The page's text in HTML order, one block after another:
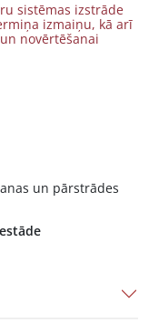
sistēmas izstrāde
izmaiņu, kā arī
novērtēšanai
un pārstrādes